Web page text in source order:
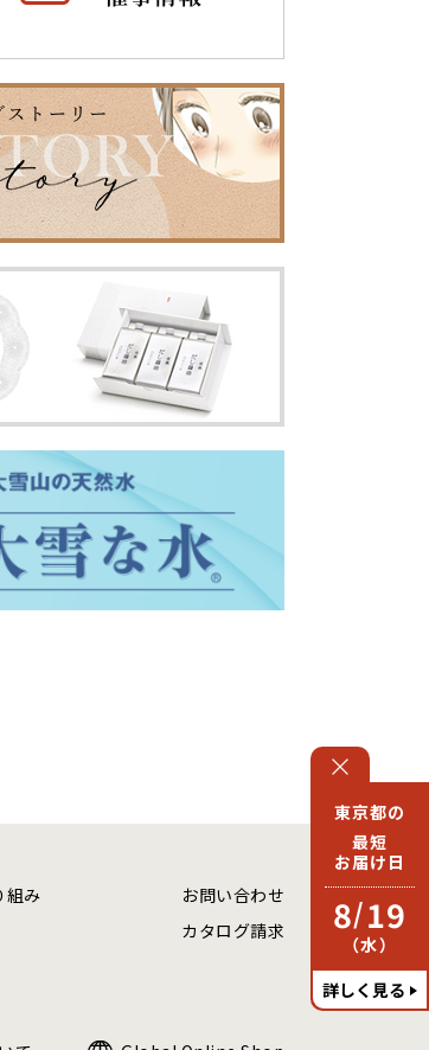
東京都の
最短
お届け日
8/19
（水）
詳しく見る
組み
お問い合わせ
カタログ請求